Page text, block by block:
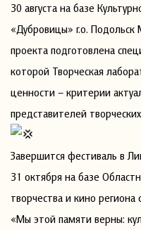
30 августа на базе
«Дубровицы» г.о. Подольск
проекта подготовлена
которой Творческая
ценности – критерии
представителей
Завершится фестиваль в
31 октября на базе
творчества и кино региона
«Мы этой памяти верны: